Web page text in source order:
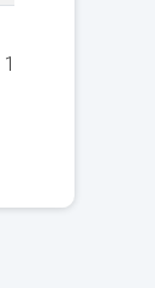
1